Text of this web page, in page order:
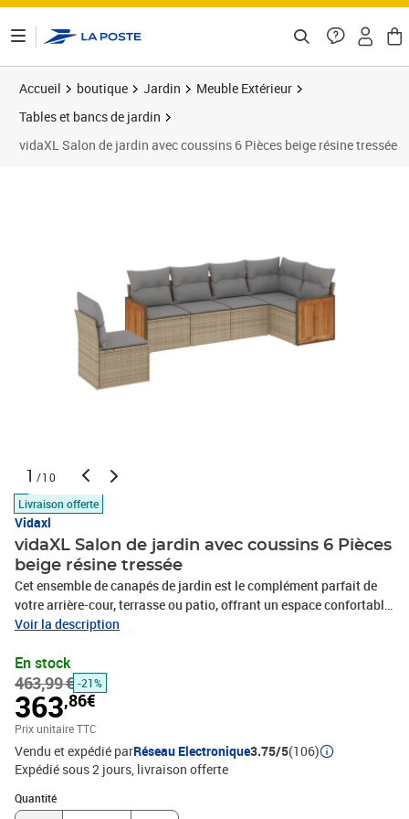
Accueil boutique Jardin
Meuble Extérieur
Tables et bancs de jardin
vidaXL Salon de jardin avec coussins 6 Pièces beige résine tressée
1 /10
Livraison offerte
Vidaxl
vidaXL Salon de jardin avec coussins 6 Pièces
beige résine tressée
Cet ensemble de canapés de jardin est le complément parfait de
votre arrière-cour, terrasse ou patio, offrant un espace confortable
et accueillant pour discuter avec la famille et les amis ou
la résine tressée, également connue sous le nom de poly rotin, est
un matériau synthétique solide et nécessitant peu d'entretien qui
ressemble au rotin naturel. Il est léger, facile à nettoyer et
couramment utilisé pour les meubles d'extérieur en raison de sa
durabilité et de ses propriétés de résistance aux
intempéries.Expérience d'assise confortable : ce mobilier
d'extérieur, doté de coussins épais, offre une expérience d'assise
confortable.Housse amovible et lavable : ces coussins de siège
Voir la description
En stock
463,99 € -21%
363,86€
Prix unitaire TTC
Vendu et expédié parRéseau Electronique3.75/5(106)
Expédié sous 2 jours livraison offerte
Quantité
Quantité : 1